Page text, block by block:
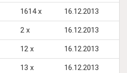
1614 x 16.12.2013
2 x 16.12.2013
12 x 16.12.2013
13 x 16.12.2013